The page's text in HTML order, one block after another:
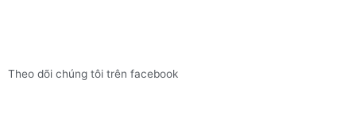
Theo dõi chúng tôi trên facebook